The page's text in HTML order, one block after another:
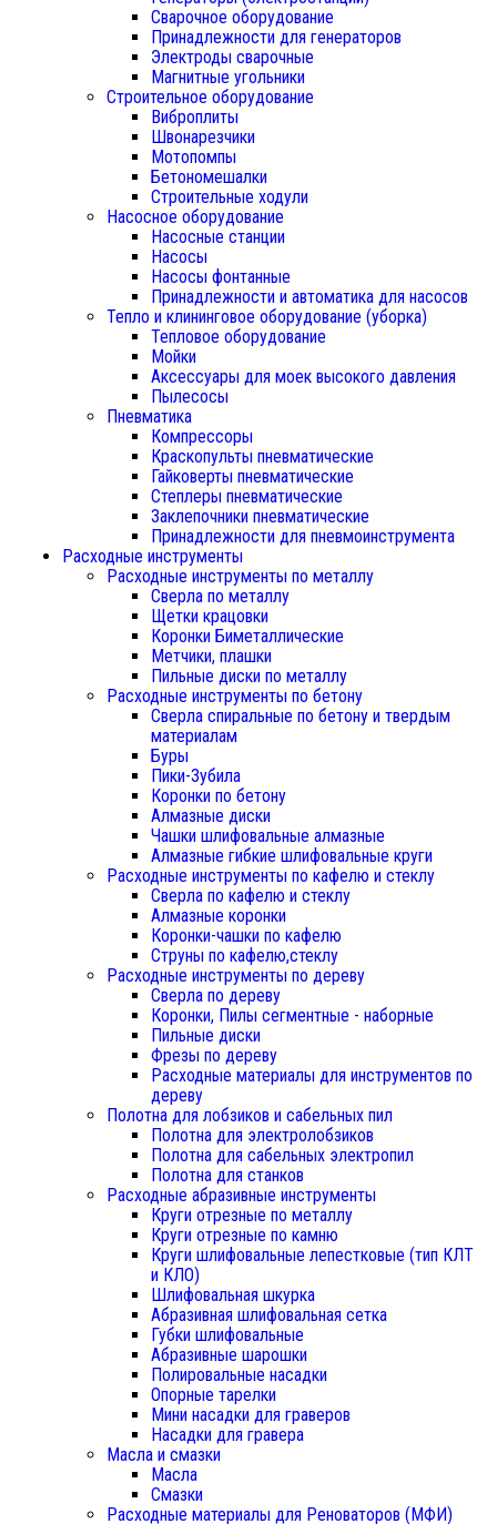
Сварочное оборудование
Принадлежности для генераторов
Электроды сварочные
Магнитные угольники
Строительное оборудование
Виброплиты
Швонарезчики
Мотопомпы
Бетономешалки
Строительные ходули
Насосное оборудование
Насосные станции
Насосы
Насосы фонтанные
Принадлежности и автоматика для насосов
Тепло и клининговое оборудование (уборка)
Тепловое оборудование
Мойки
Аксессуары для моек высокого давления
Пылесосы
Пневматика
Компрессоры
Краскопульты пневматические
Гайковерты пневматические
Степлеры пневматические
Заклепочники пневматические
Принадлежности для пневмоинструмента
Расходные инструменты
Расходные инструменты по металлу
Сверла по металлу
Щетки крацовки
Коронки Биметаллические
Метчики, плашки
Пильные диски по металлу
Расходные инструменты по бетону
Сверла спиральные по бетону и твердым
материалам
Буры
Пики-Зубила
Коронки по бетону
Алмазные диски
Чашки шлифовальные алмазные
Алмазные гибкие шлифовальные круги
Расходные инструменты по кафелю и стеклу
Сверла по кафелю и стеклу
Алмазные коронки
Коронки-чашки по кафелю
Струны по кафелю,стеклу
Расходные инструменты по дереву
Сверла по дереву
Коронки, Пилы сегментные - наборные
Пильные диски
Фрезы по дереву
Расходные материалы для инструментов по
дереву
Полотна для лобзиков и сабельных пил
Полотна для электролобзиков
Полотна для сабельных электропил
Полотна для станков
Расходные абразивные инструменты
Круги отрезные по металлу
Круги отрезные по камню
Круги шлифовальные лепестковые (тип КЛТ
и КЛО)
Шлифовальная шкурка
Абразивная шлифовальная сетка
Губки шлифовальные
Абразивные шарошки
Полировальные насадки
Опорные тарелки
Мини насадки для граверов
Насадки для гравера
Масла и смазки
Масла
Смазки
Расходные материалы для Реноваторов (МФИ)